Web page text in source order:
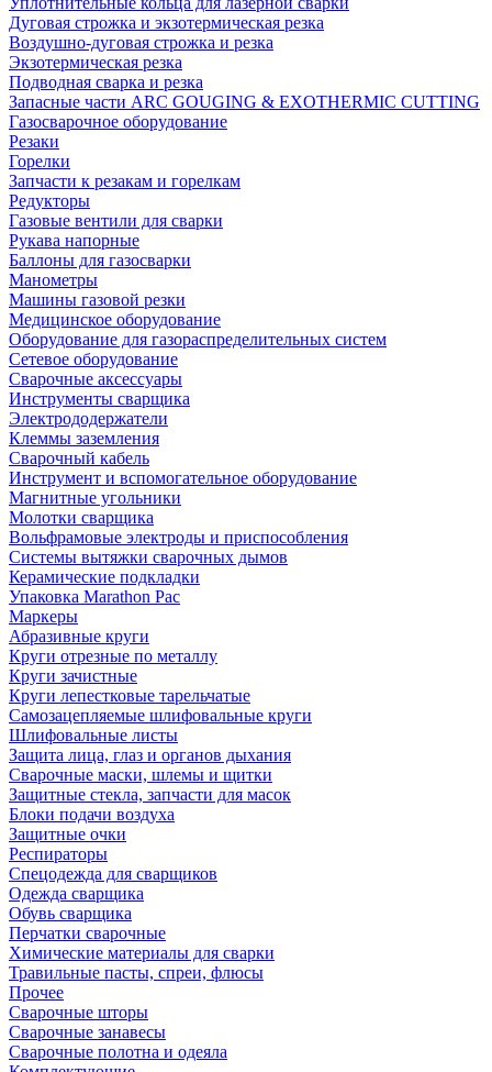
Дуговая строжка и экзотермическая резка
Воздушно-дуговая строжка и резка
Экзотермическая резка
Подводная сварка и резка
Запасные части ARC GOUGING & EXOTHERMIC CUTTING
Газосварочное оборудование
Резаки
Горелки
Запчасти к резакам и горелкам
Редукторы
Газовые вентили для сварки
Рукава напорные
Баллоны для газосварки
Манометры
Машины газовой резки
Медицинское оборудование
Оборудование для газораспределительных систем
Сетевое оборудование
Сварочные аксессуары
Инструменты сварщика
Электрододержатели
Клеммы заземления
Сварочный кабель
Инструмент и вспомогательное оборудование
Магнитные угольники
Молотки сварщика
Вольфрамовые электроды и приспособления
Системы вытяжки сварочных дымов
Керамические подкладки
Упаковка Marathon Pac
Маркеры
Абразивные круги
Круги отрезные по металлу
Круги зачистные
Круги лепестковые тарельчатые
Самозацепляемые шлифовальные круги
Шлифовальные листы
Защита лица, глаз и органов дыхания
Сварочные маски, шлемы и щитки
Защитные стекла, запчасти для масок
Блоки подачи воздуха
Защитные очки
Респираторы
Спецодежда для сварщиков
Одежда сварщика
Обувь сварщика
Перчатки сварочные
Химические материалы для сварки
Травильные пасты, спреи, флюсы
Прочее
Сварочные шторы
Сварочные занавесы
Сварочные полотна и одеяла